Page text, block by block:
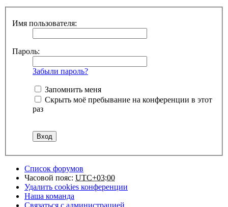
Имя пользователя:
Пароль:
Забыли пароль?
Запомнить меня
Скрыть моё пребывание на конференции в этот
раз
Список форумов
Часовой пояс: UTC+03:00
Удалить cookies конференции
Наша команда
Связаться с администрацией